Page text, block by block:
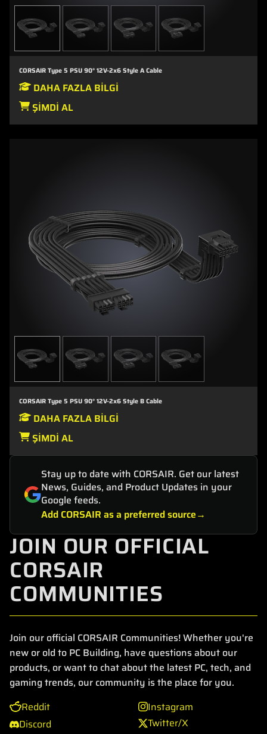
CORSAIR Type 5 PSU 90° 12V-2x6 Style A Cable
DAHA FAZLA BILGI
ŞIMDI AL
CORSAIR Type 5 PSU 90° 12V-2x6 Style B Cable
DAHA FAZLA BILGI
ŞIMDI AL
Stay up to date with CORSAIR. Get our latest
News, Guides, and Product Updates in your
Google feeds.
Add CORSAIR as a preferred source
JOIN OUR OFFICIAL
CORSAIR
COMMUNITIES
Join our official CORSAIR Communities! Whether you're
new or old to PC Building, have questions about our
products, or want to chat about the latest PC, tech, and
gaming trends, our community is the place for you.
Reddit
Discord
Instagram
Twitter/X